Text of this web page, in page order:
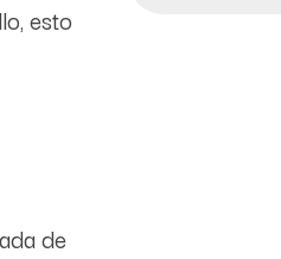
esto
de